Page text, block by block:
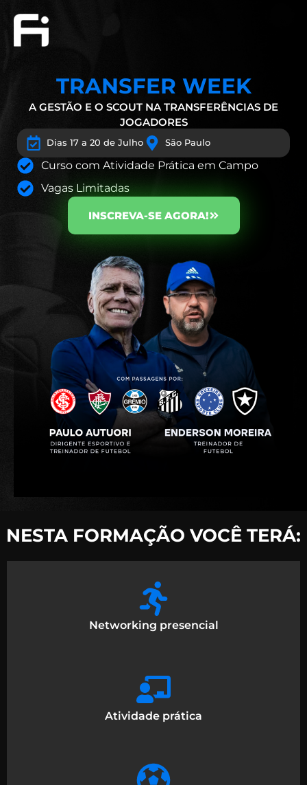
TRANSFER WEEK
A GESTÃO E O SCOUT NA TRANSFERÊNCIAS DE
JOGADORES
Dias 17 a 20 de Julho São Paulo
Curso com Atividade Prática em Campo
Vagas Limitadas
INSCREVA-SE AGORA!
NESTA FORMAÇÃO VOCÊ TERÁ:
Networking presencial
Atividade prática